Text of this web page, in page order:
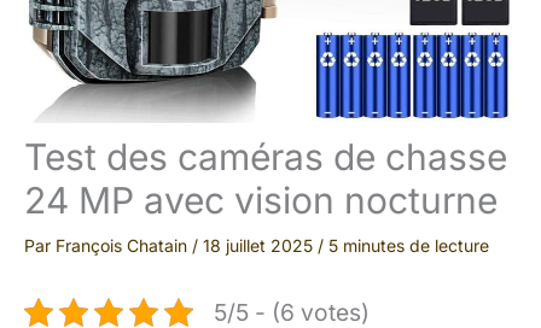
Test des caméras de chasse
24 MP avec vision nocturne
Par François Chatain / 18 juillet 2025 / 5 minutes de lecture
5/5 - (6 votes)